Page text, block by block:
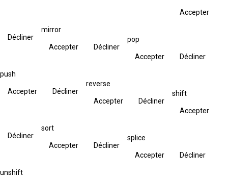
Accepter
Décliner
mirror
Accepter Décliner
pop
Accepter Décliner
push
Accepter Décliner
reverse
Accepter Décliner
shift
Accepter
Décliner
sort
Accepter Décliner
splice
Accepter Décliner
unshift